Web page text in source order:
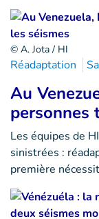
© A. Jota / HI
Réadaptation
Au
personnes
Les équipes de
sinistrées :
première